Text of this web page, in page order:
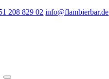
Zum
208 829 02 info@flambierbar.de